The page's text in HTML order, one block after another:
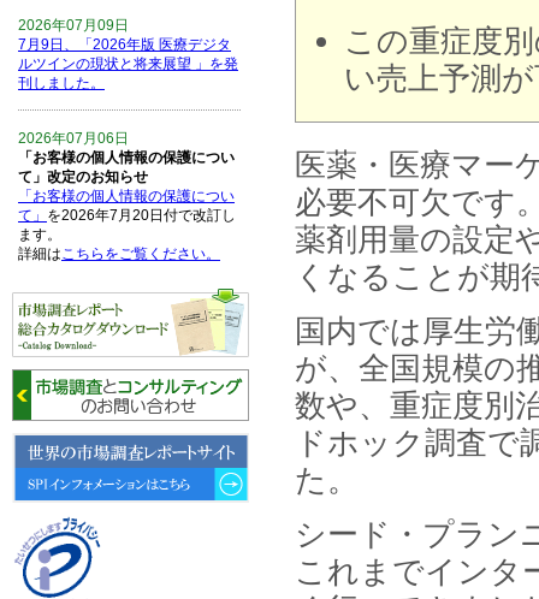
この重症度
い売上予測
医薬・医療マー
必要不可欠です
薬剤用量の設定
くなることが期
国内では厚生労
が、全国規模の
数や、重症度別
ドホック調査で
た。
シード・プラン
これまでインタ
2026年07月09日
7月9日、「2026年版 医療デジタ
ルツインの現状と将来展望 」を発
刊しました。
2026年07月06日
「お客様の個人情報の保護につい
て」改定のお知らせ
「お客様の個人情報の保護につい
て」 を2026年7月20日付で改訂し
ます。
詳細はこちらをご覧ください。
2026年06月15日
6月15日、「中国の医療保険医薬
品リスト 」を発刊しました。
2026年06月01日
6月1日、「2026-27年版 5G SA、
6GにおけるIoT／サービス市場の
動向 」を発刊しました。
2026年04月30日
4月30日、「2026年版 オンライン
診療サービスの現状と将来展望 」
を発刊しました。